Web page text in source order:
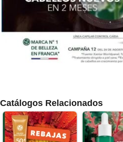
Catálogos Relacionados